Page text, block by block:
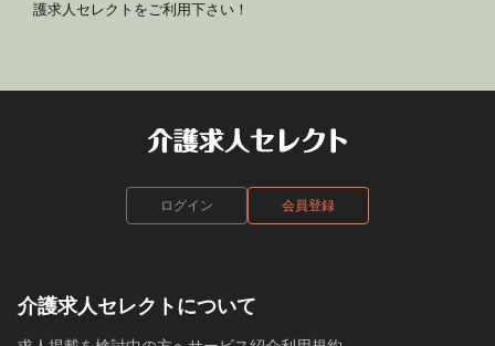
護求人セレクトをご利用下さい！
ログイン 会員登録
介護求人セレクトについて